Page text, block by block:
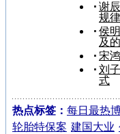
谢辰
规律
侯
及
宋
刘
式
热点标签： 每日最热
轮胎特保案 建国大业